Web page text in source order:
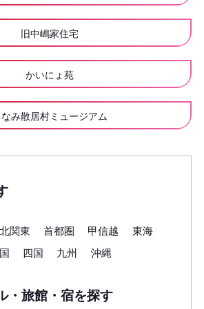
旧中嶋家住宅
かいにょ苑
なみ散居村ミュージアム
北関東 首都圏 甲信越
東海
四国 九州 沖縄
・旅館・宿を探す